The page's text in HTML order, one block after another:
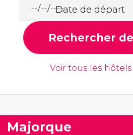
Date de départ
Rechercher
Voir tous les
Majorque